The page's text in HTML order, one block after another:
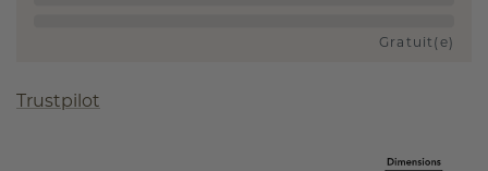
Gratuit(e)
Trustpilot